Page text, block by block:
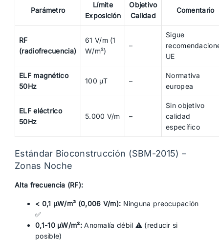
Parámetro
Límite
Exposición
Objetivo
Calidad
Comentario
RF
(radiofrecuencia)
61 V/m (1
W/m²)
–
Sigue
UE
ELF magnético
50Hz
100 µT –
Normativa
europea
ELF eléctrico
50Hz
5.000 V/m –
Sin objetivo
calidad
específico
Estándar Bioconstrucción (SBM-2015) –
Zonas Noche
Alta frecuencia (RF):
< 0,1 µW/m² (0,006 V/m): Ninguna preocupación
✅
0,1-10 µW/m²:Anomalía débil ⚠️ (reducir si
posible)